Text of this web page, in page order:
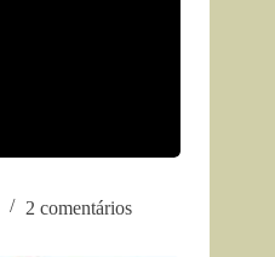
2 comentários